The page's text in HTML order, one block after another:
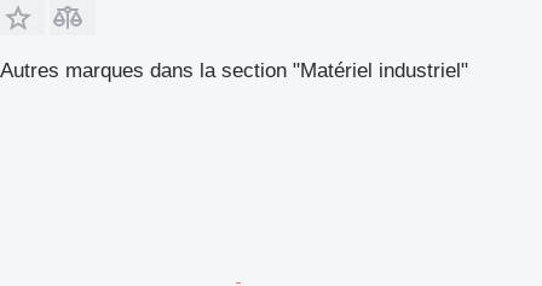
Autres marques dans la section "Matériel industriel"